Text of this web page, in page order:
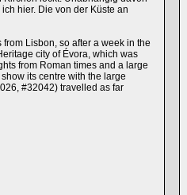
hier. Die von der Küste an
Lisbon, so after a week in the
city of Évora, which was
from Roman times and a large
its centre with the large
#32042) travelled as far